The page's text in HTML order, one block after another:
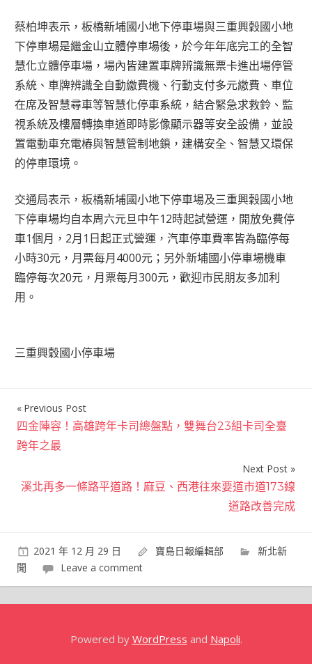
蔡柏坤表示，板橋新埔國小地下停車場與三重興穀國小地
下停車場是繼金山立體停車場後，於今年年底完工的全智
慧化立體停車場，場內皆建置車牌辨識無票卡進出場停管
系統、車牌辨識全自動繳費機、行動支付多元繳費、車位
在席及智慧尋車等智慧化停車系統，結合緊急求救鈴、監
視系統及樓層轉換車道即時影像顯示器等安全設備，並設
置電動車充電樁與智慧管制地鎖，建構安全、智慧又環保
的停車環境。
交通局表示，板橋新埔國小地下停車場及三重興穀國小地
下停車場均自本周六元旦中午12時起試營運，開放免費停
車1個月，2月1日起正式營運，汽車停車費率皆為臨停每
小時30元，月票每月4000元；另外新埔國小停車場機車
臨停每次20元，月票每月300元，歡迎市民朋友多加利
用。
三重興穀國小停車場
文
章
覽
Previous Post
四金陣容！高雄跨年卡司總盤點，雙舞台23組卡司全臺
跨年之最
Next Post
溪北再多一條路平道路！麻豆、西港往來要道市道173線
道路改善完成
2021 年 12 月 29 日 寶島日報編輯部
新北新
聞
Leave a comment
Powered by WordPress and Napoli.